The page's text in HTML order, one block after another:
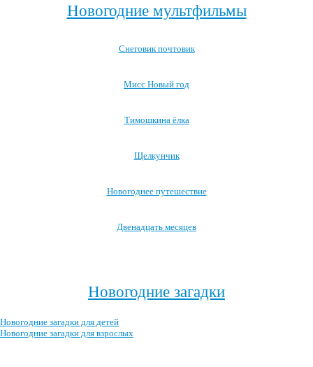
Новогодние мультфильмы
Снеговик почтовик
Мисс Новый год
Тимошкина ёлка
Щелкунчик
Новогоднее путешествие
Двенадцать месяцев
Новогодние загадки
Новогодние загадки для детей
Новогодние загадки для взрослых